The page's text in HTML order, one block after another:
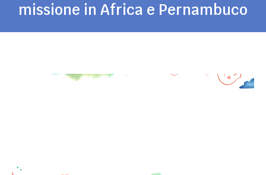
missione in Africa e Pernambuco
Tu sei qui: